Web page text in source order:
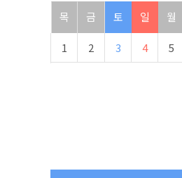
목 금 토 일 월
1 2 3 4 5